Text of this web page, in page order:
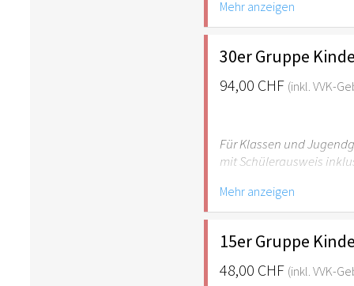
empfehlenswert.
Mehr anzeigen
30er Gruppe
94,00 CHF (inkl. VVK-
Für Klassen und
mit Schülerausweis
Hinweis: Für Kinder
empfehlenswert.
Mehr anzeigen
15er Gruppe
48,00 CHF (inkl. VVK-